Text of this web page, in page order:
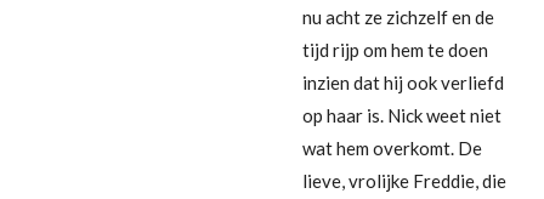
nu acht ze zichzelf en de
tijd rijp om hem te doen
inzien dat hij ook verliefd
op haar is. Nick weet niet
wat hem overkomt. De
lieve, vrolijke Freddie, die